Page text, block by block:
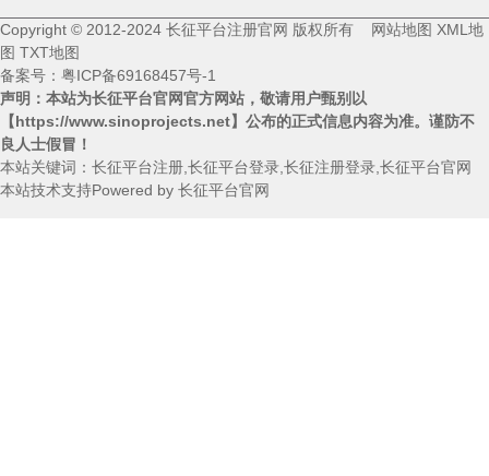
Copyright © 2012-2024 长征平台注册官网 版权所有 网站地图 XML地
图 TXT地图
备案号： 粤ICP备69168457号-1
声明：本站为长征平台官网官方网站，敬请用户甄别以
【https://www.sinoprojects.net】 公布的正式信息内容为准。谨防不
良人士假冒！
本站关键词：长征平台注册,长征平台登录,长征注册登录,长征平台官网
本站技术支持Powered by 长征平台官网